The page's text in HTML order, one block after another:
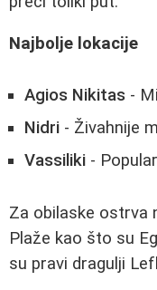
Najbolje lokacije
Agios Nikitas -
Nidri - Živahnije
Vassiliki -
Za obilaske ostrva
Plaže kao što su
su pravi dragulji